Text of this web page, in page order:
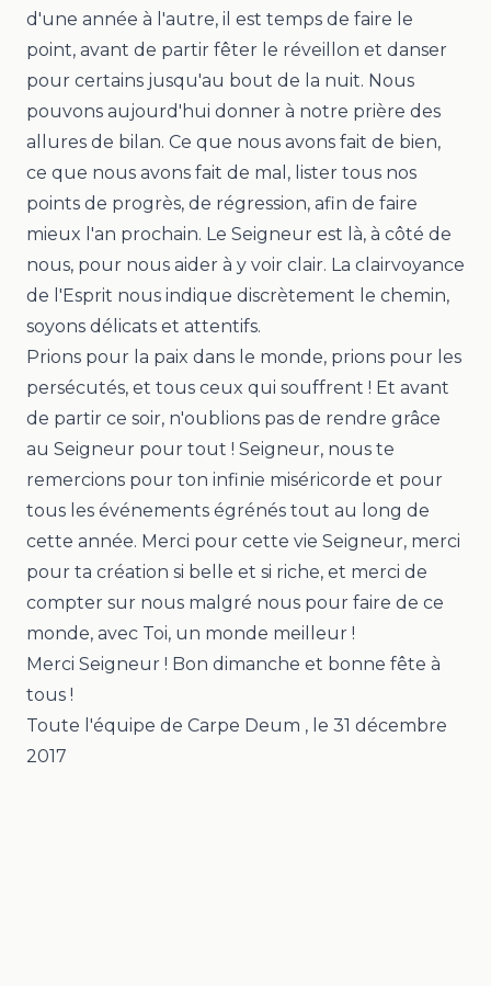
d'une année à l'autre, il est temps de faire le
point, avant de partir fêter le réveillon et danser
pour certains jusqu'au bout de la nuit. Nous
pouvons aujourd'hui donner à notre prière des
allures de bilan. Ce que nous avons fait de bien,
ce que nous avons fait de mal, lister tous nos
points de progrès, de régression, afin de faire
mieux l'an prochain. Le Seigneur est là, à côté de
nous, pour nous aider à y voir clair. La clairvoyance
de l'Esprit nous indique discrètement le chemin,
soyons délicats et attentifs.
Prions pour la paix dans le monde, prions pour les
persécutés, et tous ceux qui souffrent ! Et avant
de partir ce soir, n'oublions pas de rendre grâce
au Seigneur pour tout ! Seigneur, nous te
remercions pour ton infinie miséricorde et pour
tous les événements égrénés tout au long de
cette année. Merci pour cette vie Seigneur, merci
pour ta création si belle et si riche, et merci de
compter sur nous malgré nous pour faire de ce
monde, avec Toi, un monde meilleur !
Merci Seigneur ! Bon dimanche et bonne fête à
tous !
Toute l'équipe de Carpe Deum , le 31 décembre
2017